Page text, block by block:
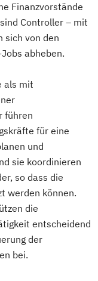
Finanzvorstände
Controller – mit
sich von den
abheben.
als mit
führen
für eine
und
sie koordinieren
so dass die
werden können.
die
entscheidend
der
bei.